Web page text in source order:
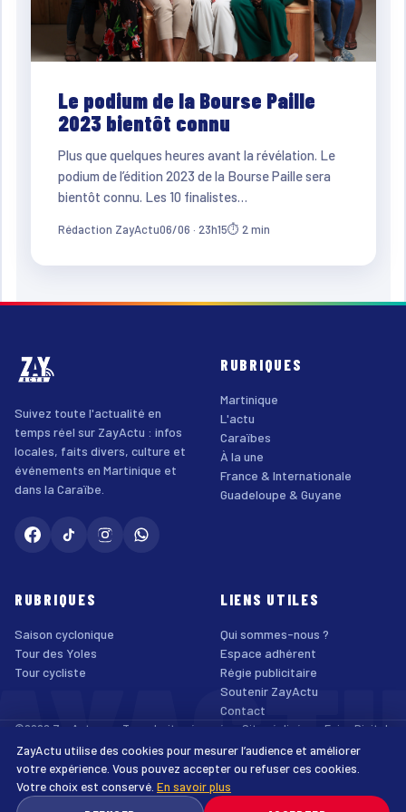
Le podium de la Bourse Paille
2023 bientôt connu
Plus que quelques heures avant la révélation. Le
podium de l’édition 2023 de la Bourse Paille sera
bientôt connu. Les 10 finalistes…
Rédaction ZayActu06/06 · 23h15⏱ 2 min
Suivez toute l'actualité en
temps réel sur ZayActu : infos
locales, faits divers, culture et
événements en Martinique et
dans la Caraïbe.
RUBRIQUES
Martinique
L'actu
Caraïbes
À la une
France & Internationale
Guadeloupe & Guyane
RUBRIQUES
Saison cyclonique
Tour des Yoles
Tour cycliste
LIENS UTILES
Qui sommes-nous ?
Espace adhérent
Régie publicitaire
Soutenir ZayActu
Contact
©2026 ZayActu.org. Tous droits réservés. · Site réalisé par Enjoy Digital
Agency
Mentions légales
Confidentialité Cookies Accessibilité
ZayActu utilise des cookies pour mesurer l’audience et améliorer
votre expérience. Vous pouvez accepter ou refuser ces cookies.
Votre choix est conservé. En savoir plus